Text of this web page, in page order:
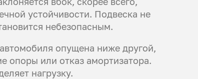
устойчивости. Подвеска не
небезопасным.
опущена ниже другой,
опоры или отказ амортизатора.
нагрузку.